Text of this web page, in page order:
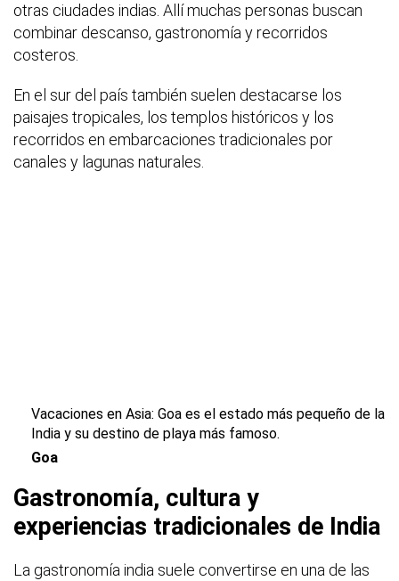
otras ciudades indias. Allí muchas personas buscan
combinar descanso, gastronomía y recorridos
costeros.
En el sur del país también suelen destacarse los
paisajes tropicales, los templos históricos y los
recorridos en embarcaciones tradicionales por
canales y lagunas naturales.
Vacaciones en Asia: Goa es el estado más pequeño de la
India y su destino de playa más famoso.
Goa
Gastronomía, cultura y
experiencias tradicionales de India
La gastronomía india suele convertirse en una de las